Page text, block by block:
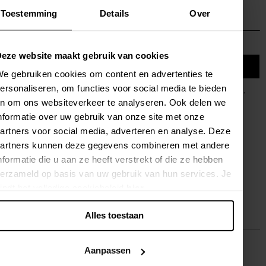
Toestemming Details Over
website maakt gebruik van cookies
gebruiken cookies om content en advertenties te
om functies voor social media te bieden
om ons websiteverkeer te analyseren. Ook delen we
over uw gebruik van onze site met onze
voor social media, adverteren en analyse. Deze
kunnen deze gegevens combineren met andere
die u aan ze heeft verstrekt of die ze hebben
op basis van uw gebruik van hun services. Je
Alles toestaan
Aanpassen
M
l
e
S
i
e
s
i
c
h
f
ü
r
u
e
Indem Sie sich anmelden, stimmen Sie unsererDatenschutzerklärung ,
Cookie Richtlinie undAGBzu.
Auf dieser Seite verwenden wir reCAPTCHA. Die Google
Datenschutzerklärung
undAGB finden Anwendung.
HABEN SIE EINE FRAGE?
Kontaktieren Sie uns